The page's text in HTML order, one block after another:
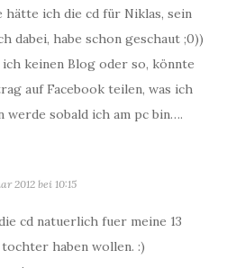
hätte ich die cd für Niklas, sein
dabei, habe schon geschaut ;0))
keinen Blog oder so, könnte
auf Facebook teilen, was ich
werde sobald ich am pc bin….
2012 bei 10:15
cd natuerlich fuer meine 13
haben wollen. :)